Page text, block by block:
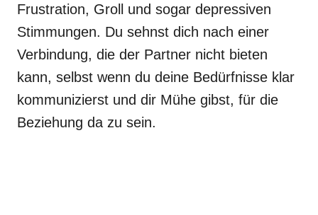
Frustration, Groll und sogar depressiven
Stimmungen. Du sehnst dich nach einer
Verbindung, die der Partner nicht bieten
kann, selbst wenn du deine Bedürfnisse klar
kommunizierst und dir Mühe gibst, für die
Beziehung da zu sein.